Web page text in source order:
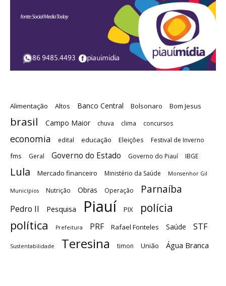
Alimentação Altos Banco Central Bolsonaro Bom Jesus
brasil Campo Maior chuva clima concursos
economia edital educação Eleições Festival de Inverno
fms Geral Governo do Estado Governo do Piauí IBGE
Lula Mercado financeiro Ministério da Saúde Monsenhor Gil
Municípios Nutrição Obras Operação Parnaíba
Pedro II Pesquisa Piauí PIX
polícia
política
Prefeitura PRF Rafael Fonteles Saúde STF
Sustentabilidade Teresina timon União Água Branca